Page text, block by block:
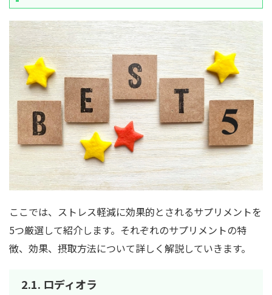
ここでは、ストレス軽減に効果的とされるサプリメントを
5つ厳選して紹介します。それぞれのサプリメントの特
徴、効果、摂取方法について詳しく解説していきます。
2.1. ロディオラ